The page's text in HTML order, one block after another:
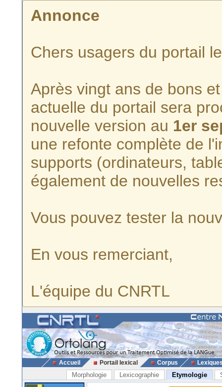
Annonce
Chers usagers du portail
Après vingt ans de bons
actuelle du portail sera
nouvelle version au 1er
une refonte complète de
supports (ordinateurs,
également de nouvelles
Vous pouvez tester la
En vous remerciant,
L'équipe du CNRTL
Accueil Portail lexical Corpus
Morphologie Lexicographie Etymologie